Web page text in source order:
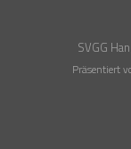
SVGG
Präsentiert